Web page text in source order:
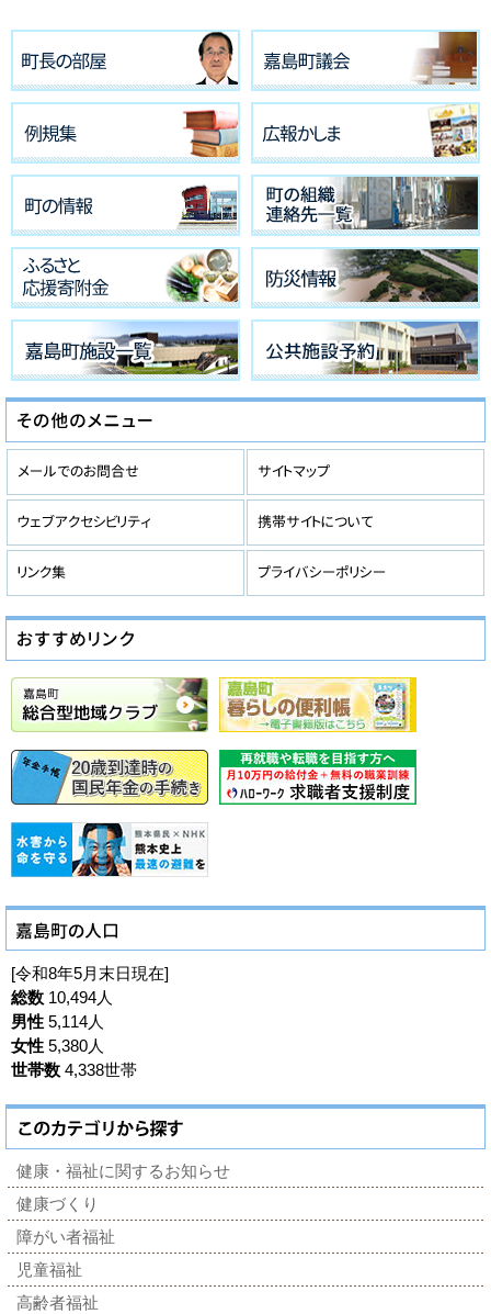
[令和8年5月末日現在]
総数 10,494人
男性 5,114人
女性 5,380人
世帯数 4,338世帯
健康・福祉に関するお知らせ
健康づくり
障がい者福祉
児童福祉
高齢者福祉